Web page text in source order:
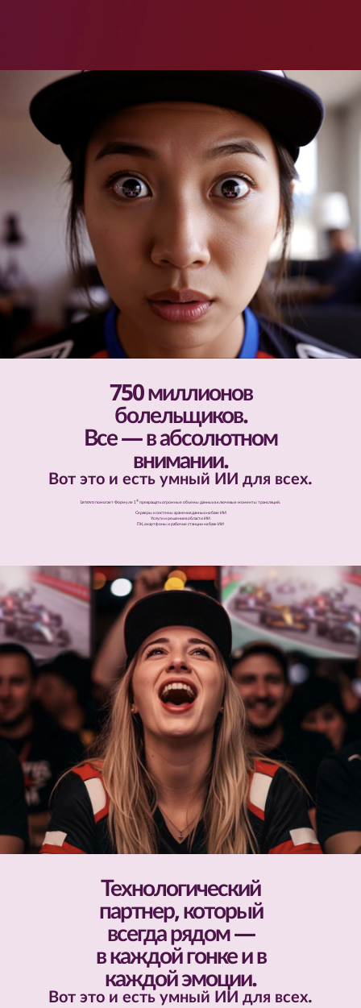
750 миллионов
болельщиков.
Все — в абсолютном
внимании.
Вот это и есть умный ИИ для всех.
Lenovo помогает Формуле 1 ® превращать огромные объемы данных в ключевые моменты трансляций.
Серверы и системы хранения данных на базе ИИ
Услуги и решения в области ИИ
ПК, смартфоны и рабочие станции на базе ИИ
Технологический
партнер, который
всегда рядом —
в каждой гонке и в
каждой эмоции.
Вот это и есть умный ИИ для всех.